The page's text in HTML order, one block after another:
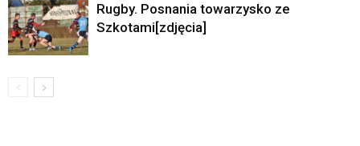
Rugby. Posnania towarzysko ze
Szkotami[zdjęcia]